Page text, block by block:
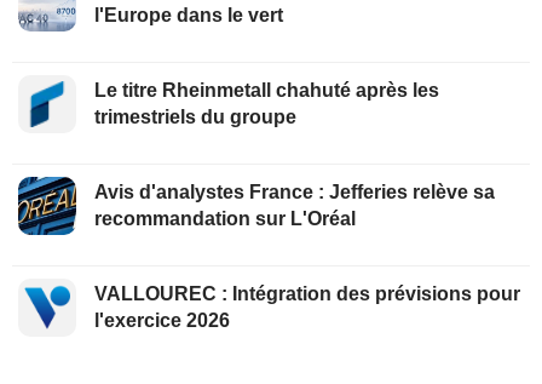
l'Europe dans le vert
Le titre Rheinmetall chahuté après les
trimestriels du groupe
Avis d'analystes France : Jefferies relève sa
recommandation sur L'Oréal
VALLOUREC : Intégration des prévisions pour
l'exercice 2026